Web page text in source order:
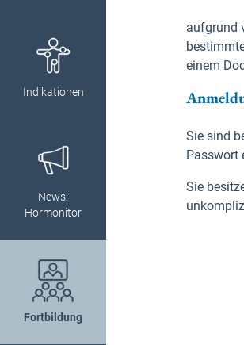
Indikationen
News:
Hormonitor
Fortbildung
aufgrund
einem
Sie sind
Passwort
Sie